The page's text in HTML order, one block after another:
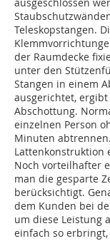
ausgeschlossen
Teleskopstangen.
der Raumdecke
unter den
Stangen in einem
ausgerichtet,
Abschottung.
einzelnen Person
Minuten
Lattenkonstruktion
Noch vorteilhafter
man die gesparte
berücksichtigt.
dem Kunden bei
um diese Leistung
einfach so